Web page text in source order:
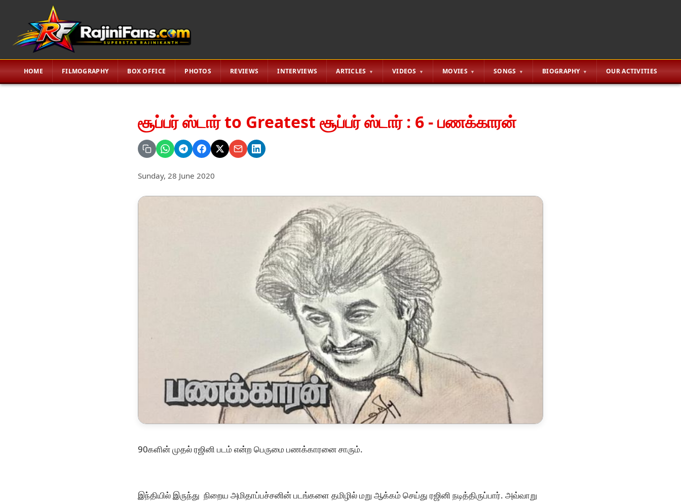
HOME FILMOGRAPHY BOX OFFICE PHOTOS REVIEWS INTERVIEWS ARTICLES VIDEOS MOVIES SONGS BIOGRAPHY OUR ACTIVITIES
சூப்பர் ஸ்டார் to Greatest சூப்பர் ஸ்டார் : 6 - பணக்காரன்
Sunday, 28 June 2020
90களின் முதல் ரஜினி படம் என்ற பெருமை பணக்காரனை சாரும்.
இந்தியில் இருந்து நிறைய அமிதாப்பச்சனின் படங்களை தமிழில் மறு ஆக்கம் செய்து ரஜினி நடித்திருப்பார். அவ்வாறு